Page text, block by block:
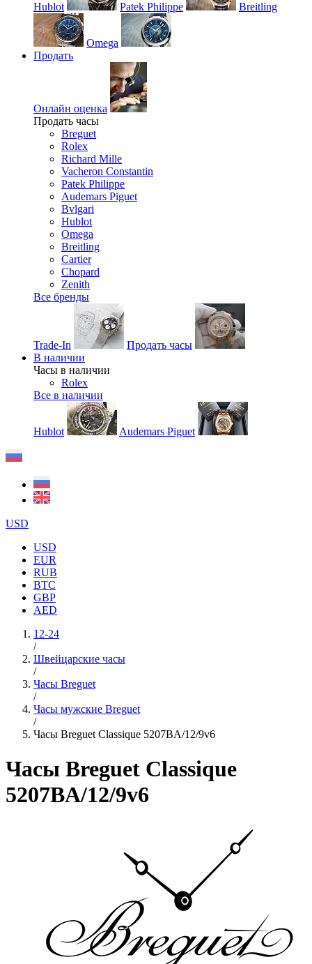
Hublot Patek Philippe Breitling
Omega
Продать
Онлайн оценка
Продать часы
Breguet
Rolex
Richard Mille
Vacheron Constantin
Patek Philippe
Audemars Piguet
Bvlgari
Hublot
Omega
Breitling
Cartier
Chopard
Zenith
Все бренды
Trade-In
Продать часы
В наличии
Часы в наличии
Rolex
Все в наличии
Hublot Audemars Piguet
USD
USD
EUR
RUB
BTC
GBP
AED
12-24
/
Швейцарские часы
/
Часы Breguet
/
Часы мужские Breguet
/
Часы Breguet Classique 5207BA/12/9v6
Часы Breguet Classique
5207BA/12/9v6